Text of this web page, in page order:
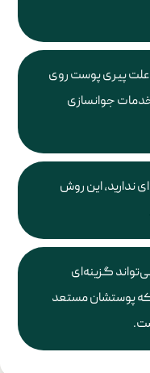
علت پیری پوست روی
جوانسازی
ندارید، این روش
گزینه‌ای
پوستشان مستعد